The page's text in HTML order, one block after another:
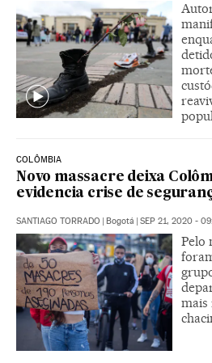
COLÔMBIA
Novo massacre deixa
evidencia crise de
SANTIAGO TORRADO | Bogotá | SEP 21, 2020 -
Pelo
mais